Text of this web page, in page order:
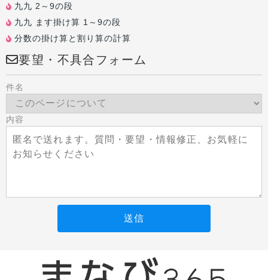
九九 2～9の段
九九 ます掛け算 1～9の段
分数の掛け算と割り算の計算
要望・不具合フォーム
件名
内容
送信